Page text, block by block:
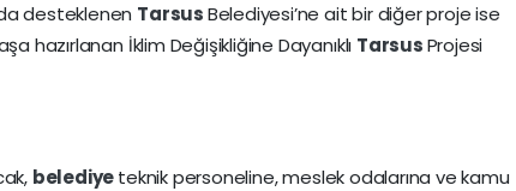
desteklenen TarsusBelediyesi’ne ait bir diğer proje ise
hazırlanan İklim Değişikliğine Dayanıklı TarsusProjesi
belediyeteknik personeline, meslek odalarına ve kamu